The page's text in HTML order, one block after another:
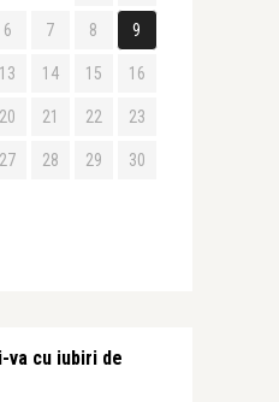
6 7 8 9
13 14 15 16
20 21 22 23
27 28 29 30
va cu iubiri de